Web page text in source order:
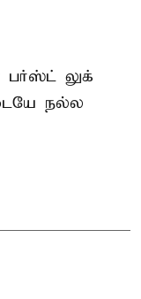
பர்ஸ்ட் லுக்
நல்ல